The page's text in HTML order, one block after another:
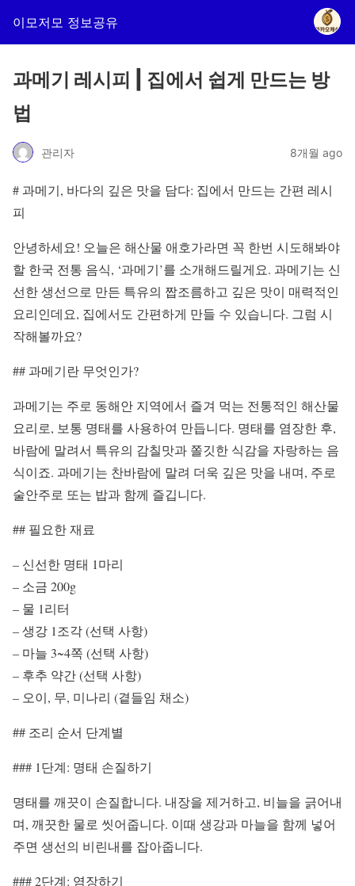
이모저모 정보공유
과메기 레시피 | 집에서 쉽게 만드는 방
법
관리자 8개월 ago
# 과메기, 바다의 깊은 맛을 담다: 집에서 만드는 간편 레시
피
안녕하세요! 오늘은 해산물 애호가라면 꼭 한번 시도해봐야
할 한국 전통 음식, ‘과메기’를 소개해드릴게요. 과메기는 신
선한 생선으로 만든 특유의 짭조름하고 깊은 맛이 매력적인
요리인데요, 집에서도 간편하게 만들 수 있습니다. 그럼 시
작해볼까요?
## 과메기란 무엇인가?
과메기는 주로 동해안 지역에서 즐겨 먹는 전통적인 해산물
요리로, 보통 명태를 사용하여 만듭니다. 명태를 염장한 후,
바람에 말려서 특유의 감칠맛과 쫄깃한 식감을 자랑하는 음
식이죠. 과메기는 찬바람에 말려 더욱 깊은 맛을 내며, 주로
술안주로 또는 밥과 함께 즐깁니다.
## 필요한 재료
– 신선한 명태 1마리
– 소금 200g
– 물 1리터
– 생강 1조각 (선택 사항)
– 마늘 3~4쪽 (선택 사항)
– 후추 약간 (선택 사항)
– 오이, 무, 미나리 (곁들임 채소)
## 조리 순서 단계별
### 1단계: 명태 손질하기
명태를 깨끗이 손질합니다. 내장을 제거하고, 비늘을 긁어내
며, 깨끗한 물로 씻어줍니다. 이때 생강과 마늘을 함께 넣어
주면 생선의 비린내를 잡아줍니다.
### 2단계: 염장하기